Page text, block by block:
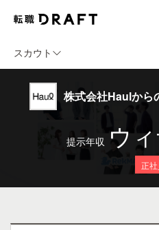
スカウト
株式会社Haulから
提示年収 ウ
正